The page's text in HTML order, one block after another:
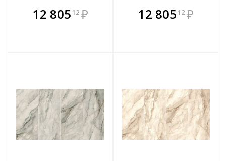
12 805 12 ₽
В комплекте
всегда выгоднее!
В комплекте
всегда выгоднее!
12 805 12 ₽